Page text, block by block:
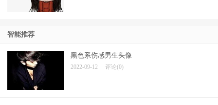
智能推荐
黑色系伤感男生头像
2022-09-12 评论(0)